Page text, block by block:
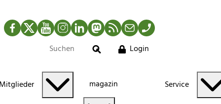
Facebook
TwitterYouTubeInstagram
LinkedInMastodonRSS-Newsfeed
MailTelefon
Suche
Login
Mitglieder magazin Service